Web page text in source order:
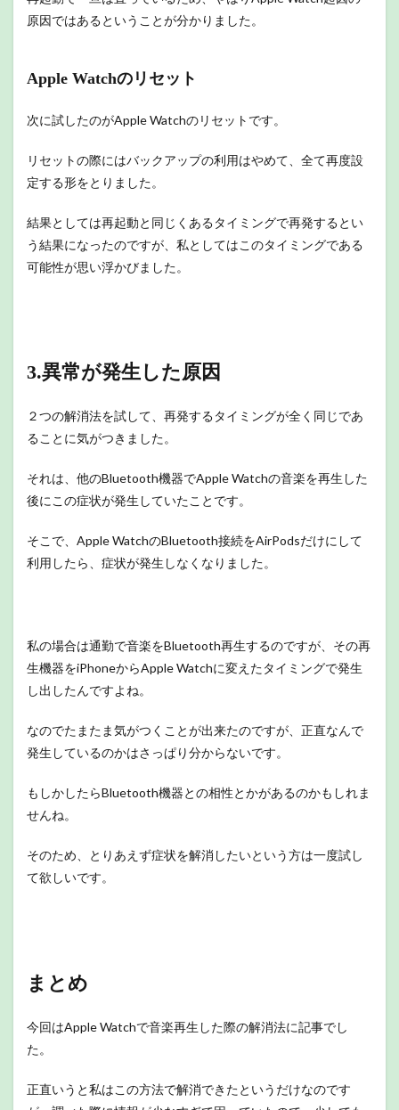
原因ではあるということが分かりました。
Apple Watchのリセット
次に試したのがApple Watchのリセットです。
リセットの際にはバックアップの利用はやめて、全て再度設
定する形をとりました。
結果としては再起動と同じくあるタイミングで再発するとい
う結果になったのですが、私としてはこのタイミングである
可能性が思い浮かびました。
3.異常が発生した原因
２つの解消法を試して、再発するタイミングが全く同じであ
ることに気がつきました。
それは、他のBluetooth機器でApple Watchの音楽を再生した
後にこの症状が発生していたことです。
そこで、Apple WatchのBluetooth接続をAirPodsだけにして
利用したら、症状が発生しなくなりました。
私の場合は通勤で音楽をBluetooth再生するのですが、その再
生機器をiPhoneからApple Watchに変えたタイミングで発生
し出したんですよね。
なのでたまたま気がつくことが出来たのですが、正直なんで
発生しているのかはさっぱり分からないです。
もしかしたらBluetooth機器との相性とかがあるのかもしれま
せんね。
そのため、とりあえず症状を解消したいという方は一度試し
て欲しいです。
まとめ
今回はApple Watchで音楽再生した際の解消法に記事でし
た。
正直いうと私はこの方法で解消できたというだけなのです